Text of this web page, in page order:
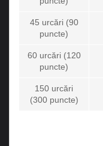
45 urcări (90
puncte)
60 urcări (120
puncte)
150 urcări
(300 puncte)